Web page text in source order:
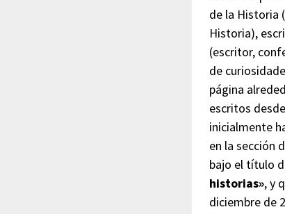
de la Historia
Historia),
(escritor,
de
página
escritos
inicialmente
en la sección
bajo el título
historias», y
diciembre de